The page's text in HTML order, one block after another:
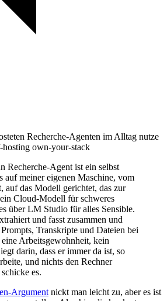
Recherche-Agenten im Alltag nutze
hosting own-your-stack
Recherche-Agent ist ein selbst
auf meiner eigenen Maschine, vom
auf das Modell gerichtet, das zur
Cloud-Modell für schweres
über LM Studio für alles Sensible.
und fasst zusammen und
Transkripte und Dateien bei
Arbeitsgewohnheit, kein
darin, dass er immer da ist, so
und nichts den Rechner
es.
Argument nickt man leicht zu, aber es ist